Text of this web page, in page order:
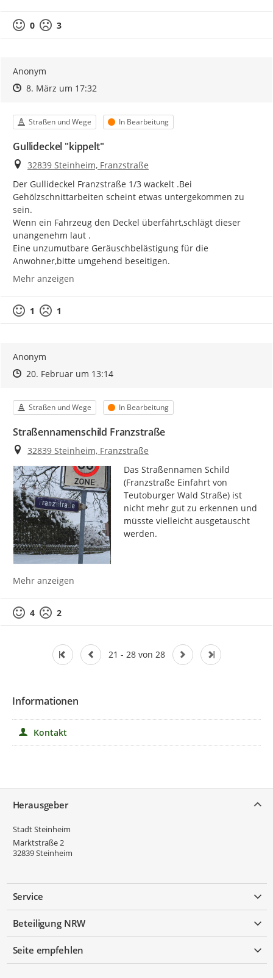
0 3
Anonym
Zeitpunkt des Erstellens
Zeitpunkt des Erstellens
8. März um 17:32Zur Äußerung
Kategorie
Straßen und Wege Status
In Bearbeitung
Gullideckel "kippelt"
Ort
32839 Steinheim, Franzstraße
Der Gullideckel Franzstraße 1/3 wackelt .Bei
Gehölzschnittarbeiten scheint etwas untergekommen zu
sein.
Wenn ein Fahrzeug den Deckel überfährt,schlägt dieser
unangenehm laut .
Eine unzumutbare Geräuschbelästigung für die
Anwohner,bitte umgehend beseitigen.
Mehr anzeigen
1 1
Anonym
Zeitpunkt des Erstellens
Zeitpunkt des Erstellens
20. Februar um 13:14Zur Äußerung
Kategorie
Straßen und Wege Status
In Bearbeitung
Straßennamenschild Franzstraße
Ort
32839 Steinheim, Franzstraße
Das Straßennamen Schild
(Franzstraße Einfahrt von
Teutoburger Wald Straße) ist
nicht mehr gut zu erkennen und
müsste vielleicht ausgetauscht
werden.
Mehr anzeigen
4 2
21 - 28 von 28
Informationen
Kontakt
Herausgeber
Stadt Steinheim
Marktstraße 2
32839Steinheim
Service
Beteiligung NRW
Seite empfehlen